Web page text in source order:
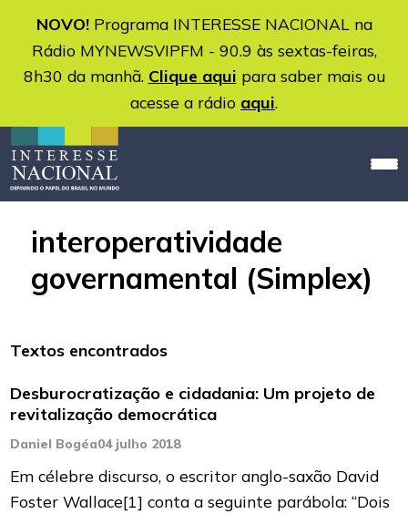
NOVO!Programa INTERESSE NACIONAL na
Rádio MYNEWSVIPFM - 90.9 às sextas-feiras,
8h30 da manhã. Clique aqui para saber mais ou
acesse a rádio aqui.
interoperatividade
governamental (Simplex)
Textos encontrados
Desburocratização e cidadania: Um projeto de
revitalização democrática
Daniel Bogéa04 julho 2018
Em célebre discurso, o escritor anglo-saxão David
Foster Wallace[1] conta a seguinte parábola: “Dois